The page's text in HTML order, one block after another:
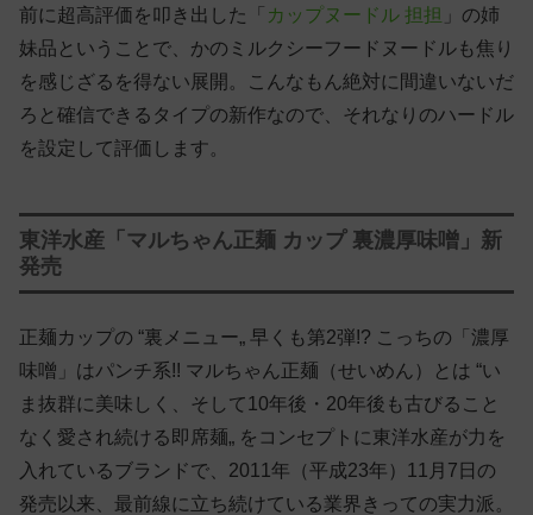
前に超高評価を叩き出した「 カップヌードル 担担 」の姉
妹品ということで、かのミルクシーフードヌードルも焦り
を感じざるを得ない展開。こんなもん絶対に間違いないだ
ろと確信できるタイプの新作なので、それなりのハードル
を設定して評価します。
東洋水産「マルちゃん正麺 カップ 裏濃厚味噌」新
発売
正麺カップの “裏メニュー„ 早くも第2弾!? こっちの「濃厚
味噌」はパンチ系!! マルちゃん正麺（せいめん）とは “い
ま抜群に美味しく、そして10年後・20年後も古びること
なく愛され続ける即席麺„ をコンセプトに東洋水産が力を
入れているブランドで、2011年（平成23年）11月7日の
発売以来、最前線に立ち続けている業界きっての実力派。